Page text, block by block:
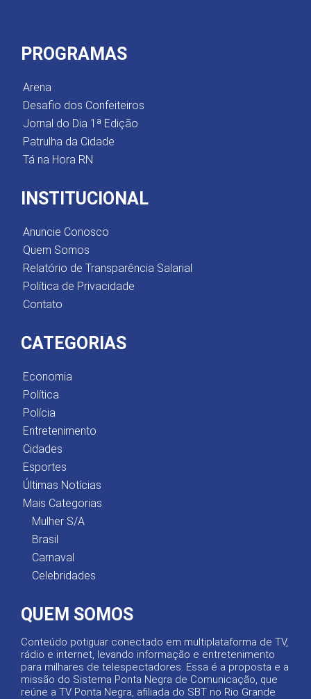
PROGRAMAS
Arena
Desafio dos Confeiteiros
Jornal do Dia 1ª Edição
Patrulha da Cidade
Tá na Hora RN
INSTITUCIONAL
Anuncie Conosco
Quem Somos
Relatório de Transparência Salarial
Política de Privacidade
Contato
CATEGORIAS
Economia
Política
Polícia
Entretenimento
Cidades
Esportes
Últimas Notícias
Mais Categorias
Mulher S/A
Brasil
Carnaval
Celebridades
QUEM SOMOS
Conteúdo potiguar conectado em multiplataforma de TV,
rádio e internet, levando informação e entretenimento
para milhares de telespectadores. Essa é a proposta e a
missão do Sistema Ponta Negra de Comunicação, que
reúne a TV Ponta Negra, afiliada do SBT no Rio Grande